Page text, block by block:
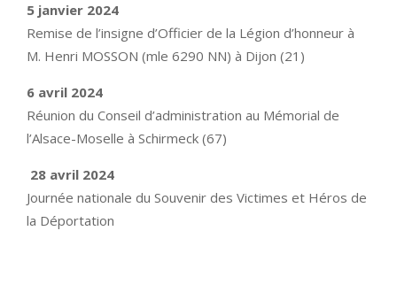
5 janvier 2024
Remise de l’insigne d’Officier de la Légion d’honneur à
M. Henri MOSSON (mle 6290 NN) à Dijon (21)
6 avril 2024
Réunion du Conseil d’administration au Mémorial de
l’Alsace-Moselle à Schirmeck (67)
28 avril 2024
Journée nationale du Souvenir des Victimes et Héros de
la Déportation